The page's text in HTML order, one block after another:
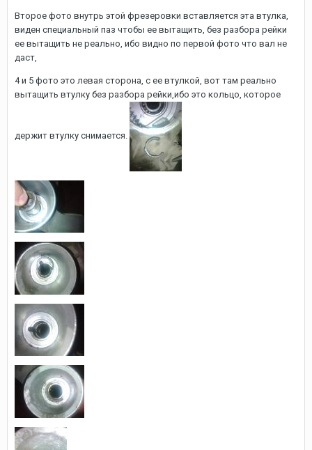
Второе фото внутрь этой фрезеровки вставляется эта втулка,
виден специальный паз чтобы ее вытащить, без разбора рейки
ее вытащить не реально, ибо видно по первой фото что вал не
даст,
4 и 5 фото это левая сторона, с ее втулкой, вот там реально
вытащить втулку без разбора рейки,ибо это кольцо, которое
держит втулку снимается.